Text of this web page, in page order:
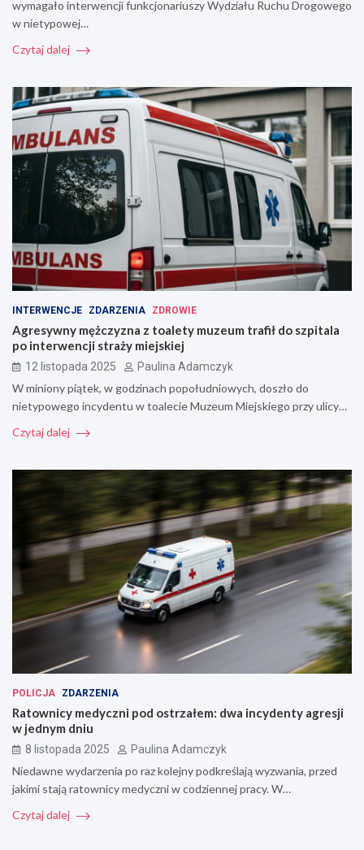
wymagało interwencji funkcjonariuszy Wydziału Ruchu Drogowego
w nietypowej…
Czytaj dalej
INTERWENCJE ZDARZENIA ZDROWIE
Agresywny mężczyzna z toalety muzeum trafił do szpitala
po interwencji straży miejskiej
12 listopada 2025 Paulina Adamczyk
W miniony piątek, w godzinach popołudniowych, doszło do
nietypowego incydentu w toalecie Muzeum Miejskiego przy ulicy…
Czytaj dalej
POLICJA ZDARZENIA
Ratownicy medyczni pod ostrzałem: dwa incydenty agresji
w jednym dniu
8 listopada 2025 Paulina Adamczyk
Niedawne wydarzenia po raz kolejny podkreślają wyzwania, przed
jakimi stają ratownicy medyczni w codziennej pracy. W…
Czytaj dalej